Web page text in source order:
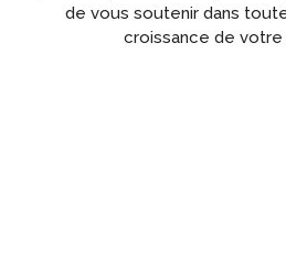
de vous soutenir dans
croissance de votre